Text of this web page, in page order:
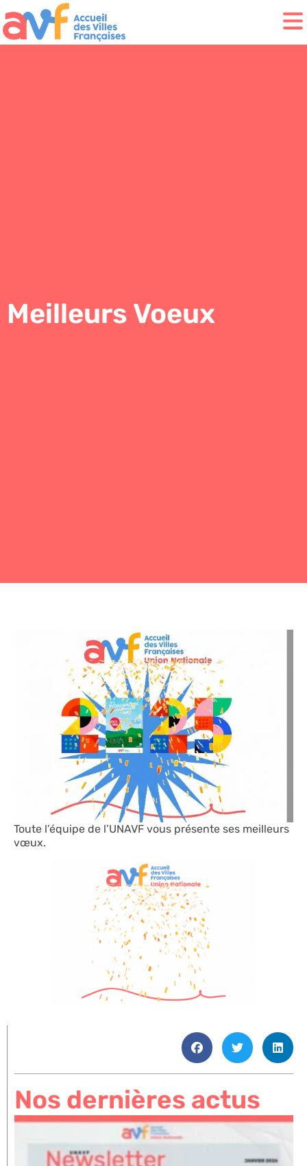
Meilleurs Voeux
Toute l’équipe de l’UNAVF vous présente ses meilleurs
vœux.
Nos dernières actus